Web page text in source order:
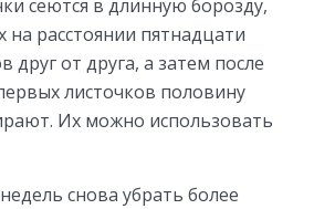
сеются в длинную борозду,
на расстоянии пятнадцати
друг от друга, а затем после
листочков половину
Их можно использовать
снова убрать более